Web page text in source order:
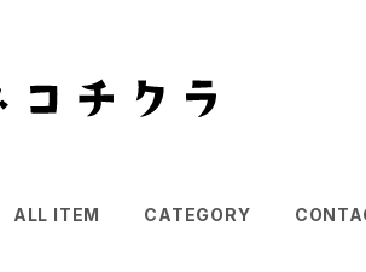
ALL ITEM CATEGORY